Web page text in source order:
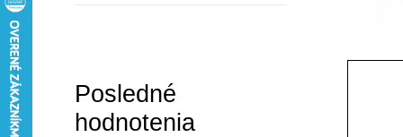
lPosledné
hodnotenia